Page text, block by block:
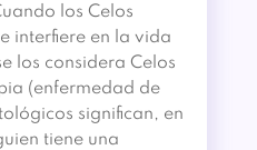
los Celos
interfiere en la vida
los considera Celos
(enfermedad de
significan, en
tiene una